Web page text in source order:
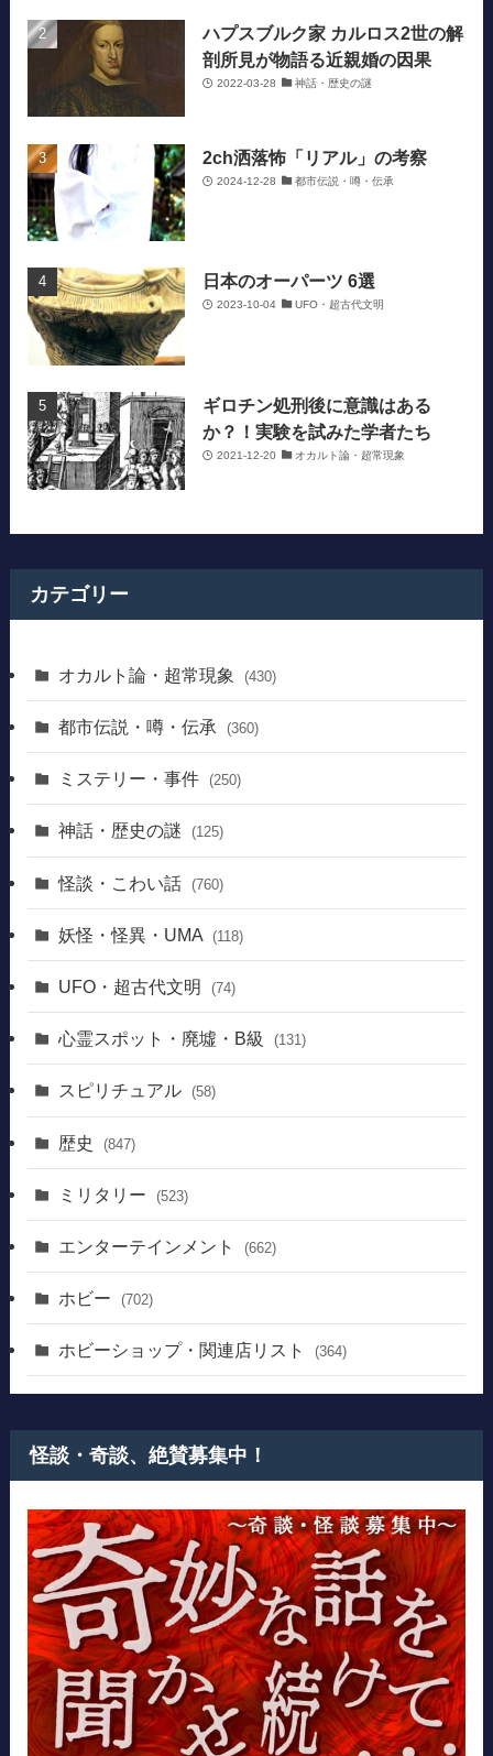
ハプスブルク家 カルロス2世の解
剖所見が物語る近親婚の因果
2022-03-28 神話・歴史の謎
2ch洒落怖「リアル」の考察
2024-12-28 都市伝説・噂・伝承
日本のオーパーツ 6選
2023-10-04 UFO・超古代文明
ギロチン処刑後に意識はある
か？！実験を試みた学者たち
2021-12-20 オカルト論・超常現象
カテゴリー
オカルト論・超常現象 (430)
都市伝説・噂・伝承 (360)
ミステリー・事件 (250)
神話・歴史の謎 (125)
怪談・こわい話 (760)
妖怪・怪異・UMA (118)
UFO・超古代文明 (74)
心霊スポット・廃墟・B級 (131)
スピリチュアル (58)
歴史 (847)
ミリタリー (523)
エンターテインメント (662)
ホビー (702)
ホビーショップ・関連店リスト (364)
怪談・奇談、絶賛募集中！